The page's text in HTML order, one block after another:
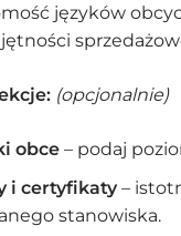
języków
(opcjonalnie)
obce– podaj
i certyfikaty–
stanowiska.